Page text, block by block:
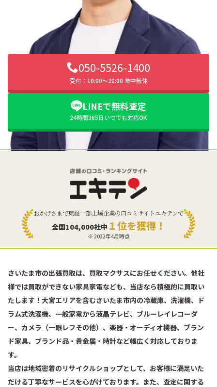
050-5526-1400
受付：10:00〜20:00 年中無休
LINEで無料査定
24時間365日いつでも対応OK
おかげさまで東証一部上場企業の口コミサイトエキテンで
全国104,000社中 １位を獲得！
※ 2022年4月時点
さいたま市の出張買取は、買取マクサスにお任せください。他社
様では買取ができない家具家電なども、当店なら積極的に買取い
たします！大宮エリアを含むさいたま市内の冷蔵庫、洗濯機、ド
ラム式洗濯機、一般家電から液晶テレビ、ブルーレイレコーダ
ー、カメラ（一眼レフその他）、楽器・オーディオ機器、ブラン
ド家具、ブランド品・貴金属・時計など幅広く対応しておりま
す。
当店は地域密着のリサイクルショップとして、お客様に満足いた
だける丁寧なサービスを心がけております。また、査定に関する